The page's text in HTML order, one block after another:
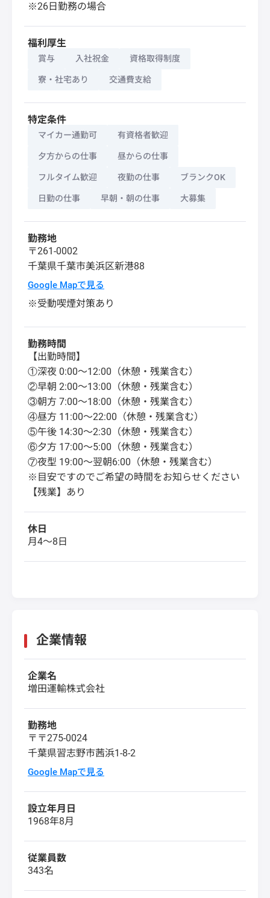
※26日勤務の場合
福利厚生
賞与 入社祝金 資格取得制度
寮・社宅あり 交通費支給
特定条件
マイカー通勤可 有資格者歓迎
夕方からの仕事 昼からの仕事
フルタイム歓迎 夜勤の仕事 ブランクOK
日勤の仕事 早朝・朝の仕事 大募集
勤務地
〒261-0002
千葉県千葉市美浜区新港88
Google Mapで見る
※受動喫煙対策あり
勤務時間
【出勤時間】
①深夜 0:00～12:00（休憩・残業含む）
②早朝 2:00～13:00（休憩・残業含む）
③朝方 7:00～18:00（休憩・残業含む）
④昼方 11:00～22:00（休憩・残業含む）
⑤午後 14:30～2:30（休憩・残業含む）
⑥夕方 17:00～5:00（休憩・残業含む）
⑦夜型 19:00～翌朝6:00（休憩・残業含む）
※目安ですのでご希望の時間をお知らせください
【残業】あり
休日
月4～8日
企業情報
企業名
増田運輸株式会社
勤務地
〒〒275-0024
千葉県習志野市茜浜1-8-2
Google Mapで見る
設立年月日
1968年8月
従業員数
343名